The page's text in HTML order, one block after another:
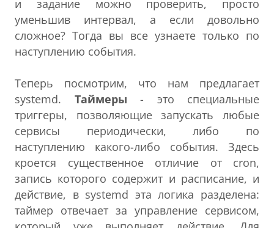
и задание можно проверить, просто
уменьшив интервал, а если довольно
сложное? Тогда вы все узнаете только по
наступлению события.
Теперь посмотрим, что нам предлагает
systеmd. Таймеры - это специальные
триггеры, позволяющие запускать любые
сервисы периодически, либо по
наступлению какого-либо события. Здесь
кроется существенное отличие от cron,
запись которого содержит и расписание, и
действие, в systemd эта логика разделена:
таймер отвечает за управление сервисом,